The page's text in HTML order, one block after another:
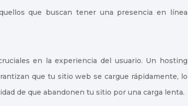
que buscan tener una presencia en línea
en la experiencia del usuario. Un hosting
que tu sitio web se cargue rápidamente, lo
de que abandonen tu sitio por una carga lenta.